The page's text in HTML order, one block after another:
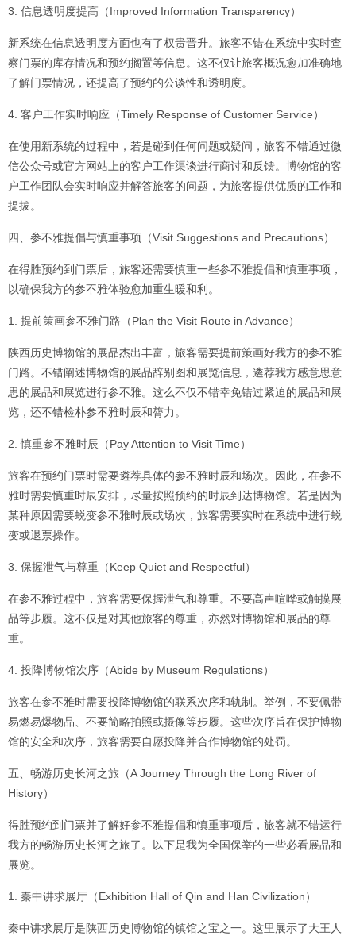
3. 信息透明度提高（Improved Information Transparency）
新系统在信息透明度方面也有了权贵晋升。旅客不错在系统中实时查
察门票的库存情况和预约搁置等信息。这不仅让旅客概况愈加准确地
了解门票情况，还提高了预约的公谈性和透明度。
4. 客户工作实时响应（Timely Response of Customer Service）
在使用新系统的过程中，若是碰到任何问题或疑问，旅客不错通过微
信公众号或官方网站上的客户工作渠谈进行商讨和反馈。博物馆的客
户工作团队会实时响应并解答旅客的问题，为旅客提供优质的工作和
提拔。
四、参不雅提倡与慎重事项（Visit Suggestions and Precautions）
在得胜预约到门票后，旅客还需要慎重一些参不雅提倡和慎重事项，
以确保我方的参不雅体验愈加重生暖和利。
1. 提前策画参不雅门路（Plan the Visit Route in Advance）
陕西历史博物馆的展品杰出丰富，旅客需要提前策画好我方的参不雅
门路。不错阐述博物馆的展品辞别图和展览信息，遴荐我方感意思意
思的展品和展览进行参不雅。这么不仅不错幸免错过紧迫的展品和展
览，还不错检朴参不雅时辰和膂力。
2. 慎重参不雅时辰（Pay Attention to Visit Time）
旅客在预约门票时需要遴荐具体的参不雅时辰和场次。因此，在参不
雅时需要慎重时辰安排，尽量按照预约的时辰到达博物馆。若是因为
某种原因需要蜕变参不雅时辰或场次，旅客需要实时在系统中进行蜕
变或退票操作。
3. 保握泄气与尊重（Keep Quiet and Respectful）
在参不雅过程中，旅客需要保握泄气和尊重。不要高声喧哗或触摸展
品等步履。这不仅是对其他旅客的尊重，亦然对博物馆和展品的尊
重。
4. 投降博物馆次序（Abide by Museum Regulations）
旅客在参不雅时需要投降博物馆的联系次序和轨制。举例，不要佩带
易燃易爆物品、不要简略拍照或摄像等步履。这些次序旨在保护博物
馆的安全和次序，旅客需要自愿投降并合作博物馆的处罚。
五、畅游历史长河之旅（A Journey Through the Long River of
History）
得胜预约到门票并了解好参不雅提倡和慎重事项后，旅客就不错运行
我方的畅游历史长河之旅了。以下是我为全国保举的一些必看展品和
展览。
1. 秦中讲求展厅（Exhibition Hall of Qin and Han Civilization）
秦中讲求展厅是陕西历史博物馆的镇馆之宝之一。这里展示了大王人